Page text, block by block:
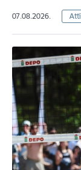
07.08.2026.